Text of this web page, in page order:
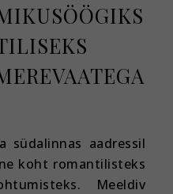
koht romantilisteks
Meeldiv